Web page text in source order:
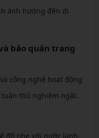
ảnh hưởng đến di
bảo quản trang
công nghệ hoạt động
thủ nghiêm ngặt.
độ nhẹ với nước lạnh,